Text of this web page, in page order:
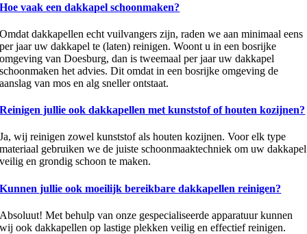
Hoe vaak een dakkapel schoonmaken?
Omdat dakkapellen echt vuilvangers zijn, raden we aan minimaal eens
per jaar uw dakkapel te (laten) reinigen. Woont u in een bosrijke
omgeving van Doesburg, dan is tweemaal per jaar uw dakkapel
schoonmaken het advies. Dit omdat in een bosrijke omgeving de
aanslag van mos en alg sneller ontstaat.
Reinigen jullie ook dakkapellen met kunststof of houten kozijnen?
Ja, wij reinigen zowel kunststof als houten kozijnen. Voor elk type
materiaal gebruiken we de juiste schoonmaaktechniek om uw dakkapel
veilig en grondig schoon te maken.
Kunnen jullie ook moeilijk bereikbare dakkapellen reinigen?
Absoluut! Met behulp van onze gespecialiseerde apparatuur kunnen
wij ook dakkapellen op lastige plekken veilig en effectief reinigen.